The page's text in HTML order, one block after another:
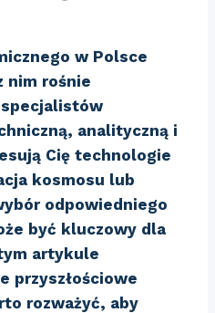
w Polsce
nim rośnie
analityczną i
Cię technologie
kosmosu lub
odpowiedniego
być kluczowy dla
artykule
przyszłościowe
rozważyć, aby